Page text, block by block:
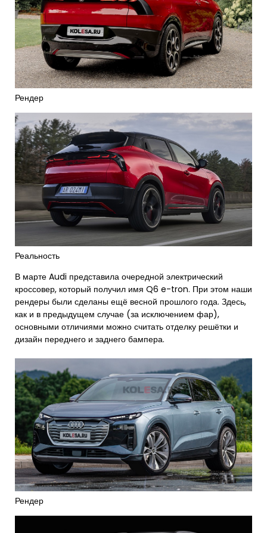
Рендер
Реальность
В марте Audi представила очередной электрический
кроссовер, который получил имя Q6 e-tron. При этом наши
рендеры были сделаны ещё весной прошлого года. Здесь,
как и в предыдущем случае (за исключением фар),
основными отличиями можно считать отделку решётки и
дизайн переднего и заднего бампера.
Рендер